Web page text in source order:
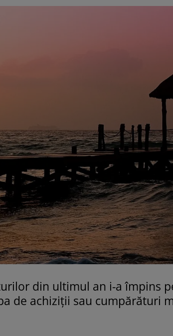
din ultimul an i-a împins
de achiziții sau cumpărături